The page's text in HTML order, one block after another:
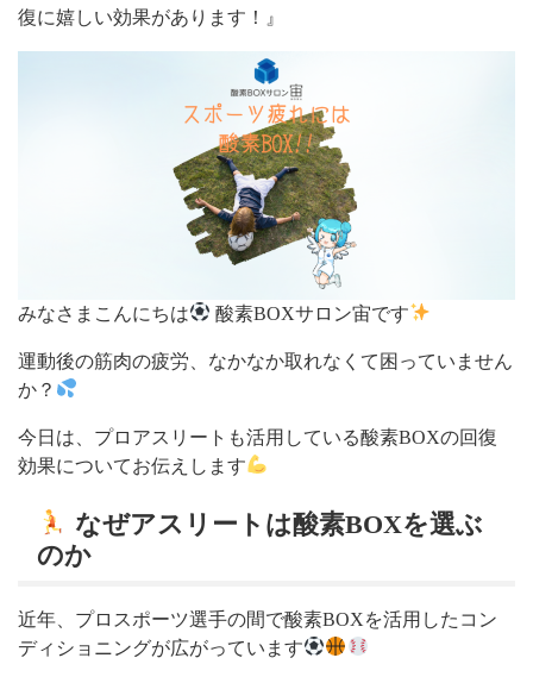
復に嬉しい効果があります！』
みなさまこんにちは 酸素BOXサロン宙です
運動後の筋肉の疲労、なかなか取れなくて困っていません
か？
今日は、プロアスリートも活用している酸素BOXの回復
効果についてお伝えします
なぜアスリートは酸素BOXを選ぶ
のか
近年、プロスポーツ選手の間で酸素BOXを活用したコン
ディショニングが広がっています